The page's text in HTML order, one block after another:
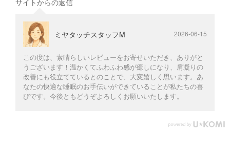
ミヤタッチスタッフM 2026-06-15
この度は、素晴らしいレビューをお寄せいただき、ありがと
うございます！温かくてふわふわ感が癒しになり、肩凝りの
改善にも役立てているとのことで、大変嬉しく思います。あ
なたの快適な睡眠のお手伝いができていることが私たちの喜
びです。今後ともどうぞよろしくお願いいたします。